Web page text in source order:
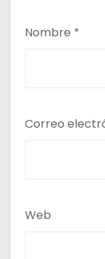
Nombre *
Correo
Web